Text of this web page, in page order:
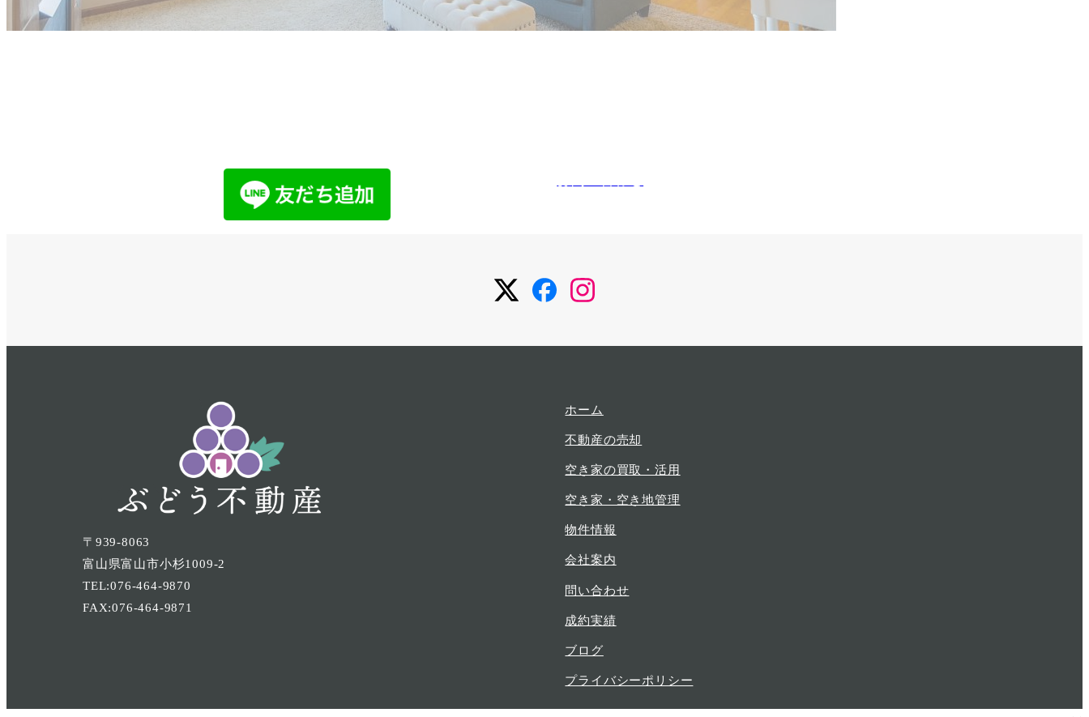
目
メ
ニ
目
メ
ニ
目
〒939-8063
富山県富山市小杉1009-2
TEL:076-464-9870
FAX:076-464-9871
ホーム
不動産の売却
空き家の買取・活用
空き家・空き地管理
物件情報
会社案内
問い合わせ
成約実績
ブログ
プライバシーポリシー